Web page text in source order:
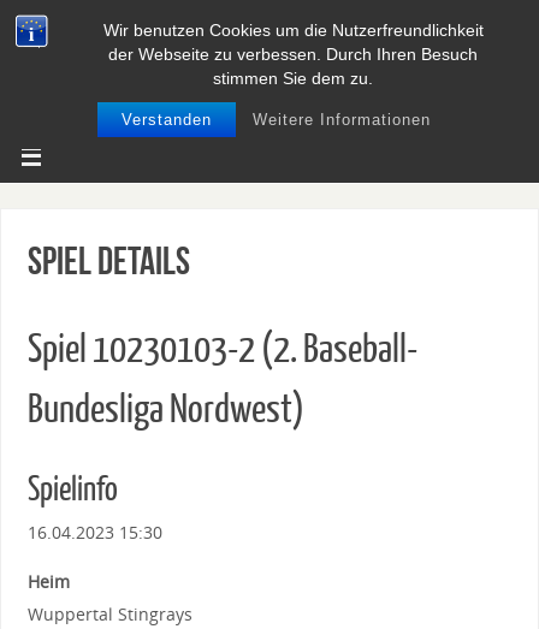
Wir benutzen Cookies um die Nutzerfreundlichkeit
der Webseite zu verbessen. Durch Ihren Besuch
stimmen Sie dem zu.
Verstanden Weitere Informationen
BASEBALL UND SOFTBALL IN
NIEDERSACHSEN
Spiel Details
Spiel 10230103-2 (2. Baseball-
Bundesliga Nordwest)
Spielinfo
16.04.2023 15:30
Heim
Wuppertal Stingrays